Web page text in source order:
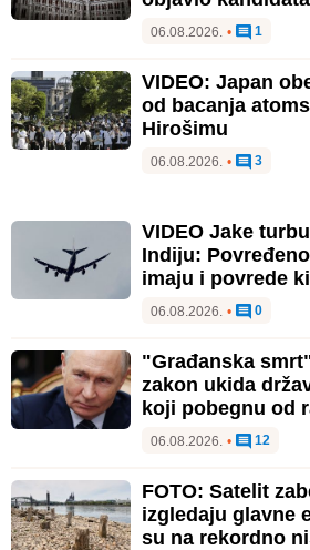
06.08.2026. • 1
VIDEO: Japan
od bacanja
Hirošimu
06.08.2026. • 3
VIDEO Jake
Indiju:
imaju i povrede
06.08.2026. • 0
"Građanska
zakon ukida
koji pobegnu od
06.08.2026. • 12
FOTO: Satelit
izgledaju glavne
su na rekordno